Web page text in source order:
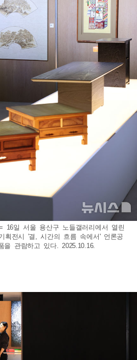
16일 서울 용산구 노들갤러리에서 열린
획전시 '결, 시간의 흐름 속에서' 언론공
을 관람하고 있다. 2025.10.16.